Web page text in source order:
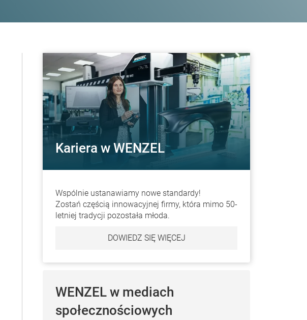
Kariera w WENZEL
Wspólnie ustanawiamy nowe standardy!
Zostań częścią innowacyjnej firmy, która mimo 50-
letniej tradycji pozostała młoda.
DOWIEDZ SIĘ WIĘCEJ
WENZEL w mediach
społecznościowych